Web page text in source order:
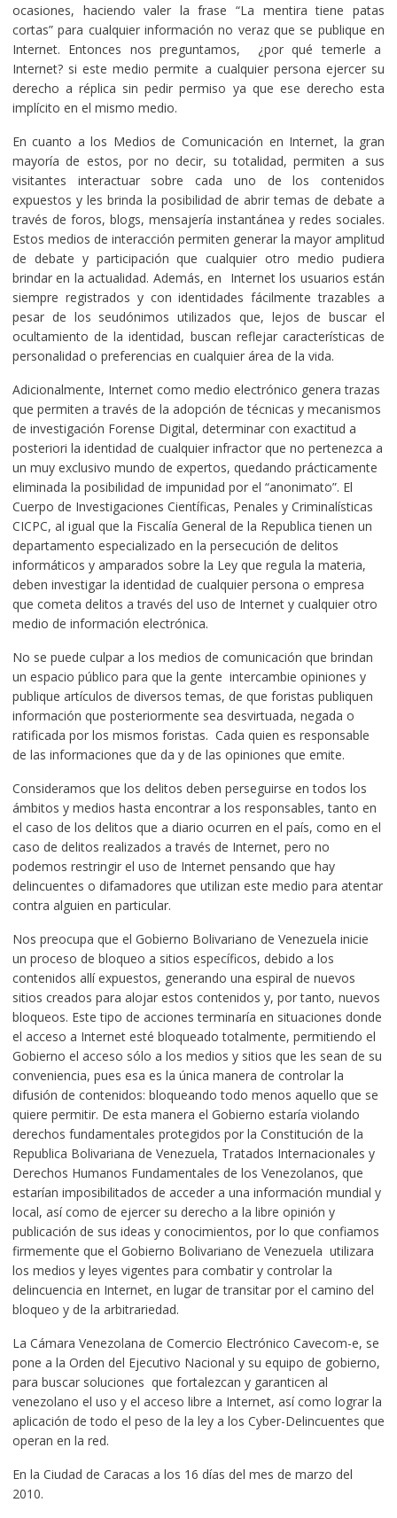
ocasiones, haciendo valer la frase “La mentira tiene patas
cortas” para cualquier información no veraz que se publique en
Internet. Entonces nos preguntamos, ¿por qué temerle a
Internet? si este medio permite a cualquier persona ejercer su
derecho a réplica sin pedir permiso ya que ese derecho esta
implícito en el mismo medio.
En cuanto a los Medios de Comunicación en Internet, la gran
mayoría de estos, por no decir, su totalidad, permiten a sus
visitantes interactuar sobre cada uno de los contenidos
expuestos y les brinda la posibilidad de abrir temas de debate a
través de foros, blogs, mensajería instantánea y redes sociales.
Estos medios de interacción permiten generar la mayor amplitud
de debate y participación que cualquier otro medio pudiera
brindar en la actualidad. Además, en Internet los usuarios están
siempre registrados y con identidades fácilmente trazables a
pesar de los seudónimos utilizados que, lejos de buscar el
ocultamiento de la identidad, buscan reflejar características de
personalidad o preferencias en cualquier área de la vida.
Adicionalmente, Internet como medio electrónico genera trazas
que permiten a través de la adopción de técnicas y mecanismos
de investigación Forense Digital, determinar con exactitud a
posteriori la identidad de cualquier infractor que no pertenezca a
un muy exclusivo mundo de expertos, quedando prácticamente
eliminada la posibilidad de impunidad por el “anonimato”. El
Cuerpo de Investigaciones Científicas, Penales y Criminalísticas
CICPC, al igual que la Fiscalía General de la Republica tienen un
departamento especializado en la persecución de delitos
informáticos y amparados sobre la Ley que regula la materia,
deben investigar la identidad de cualquier persona o empresa
que cometa delitos a través del uso de Internet y cualquier otro
medio de información electrónica.
No se puede culpar a los medios de comunicación que brindan
un espacio público para que la gente intercambie opiniones y
publique artículos de diversos temas, de que foristas publiquen
información que posteriormente sea desvirtuada, negada o
ratificada por los mismos foristas. Cada quien es responsable
de las informaciones que da y de las opiniones que emite.
Consideramos que los delitos deben perseguirse en todos los
ámbitos y medios hasta encontrar a los responsables, tanto en
el caso de los delitos que a diario ocurren en el país, como en el
caso de delitos realizados a través de Internet, pero no
podemos restringir el uso de Internet pensando que hay
delincuentes o difamadores que utilizan este medio para atentar
contra alguien en particular.
Nos preocupa que el Gobierno Bolivariano de Venezuela inicie
un proceso de bloqueo a sitios específicos, debido a los
contenidos allí expuestos, generando una espiral de nuevos
sitios creados para alojar estos contenidos y, por tanto, nuevos
bloqueos. Este tipo de acciones terminaría en situaciones donde
el acceso a Internet esté bloqueado totalmente, permitiendo el
Gobierno el acceso sólo a los medios y sitios que les sean de su
conveniencia, pues esa es la única manera de controlar la
difusión de contenidos: bloqueando todo menos aquello que se
quiere permitir. De esta manera el Gobierno estaría violando
derechos fundamentales protegidos por la Constitución de la
Republica Bolivariana de Venezuela, Tratados Internacionales y
Derechos Humanos Fundamentales de los Venezolanos, que
estarían imposibilitados de acceder a una información mundial y
local, así como de ejercer su derecho a la libre opinión y
publicación de sus ideas y conocimientos, por lo que confiamos
firmemente que el Gobierno Bolivariano de Venezuela utilizara
los medios y leyes vigentes para combatir y controlar la
delincuencia en Internet, en lugar de transitar por el camino del
bloqueo y de la arbitrariedad.
La Cámara Venezolana de Comercio Electrónico Cavecom-e, se
pone a la Orden del Ejecutivo Nacional y su equipo de gobierno,
para buscar soluciones que fortalezcan y garanticen al
venezolano el uso y el acceso libre a Internet, así como lograr la
aplicación de todo el peso de la ley a los Cyber-Delincuentes que
operan en la red.
En la Ciudad de Caracas a los 16 días del mes de marzo del
2010.